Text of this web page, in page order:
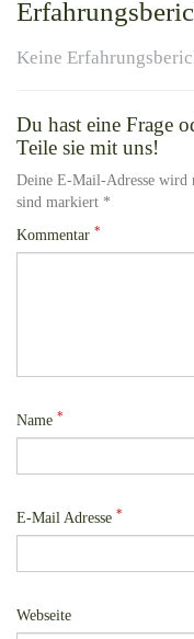
Keine
Du hast eine Frage
Teile sie mit uns!
Deine E-Mail-Adresse
sind markiert *
Kommentar *
Name *
E-Mail Adresse *
Webseite